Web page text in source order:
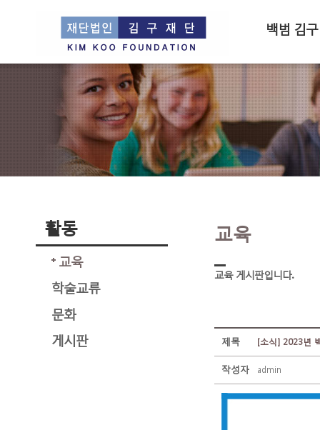
백범 김구
활동
교육
학술교류
문화
게시판
교육
교육 게시판입니다.
제목 [소식] 2023년
작성자 admin